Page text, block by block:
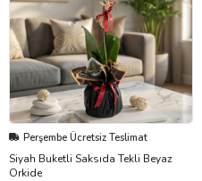
Perşembe Ücretsiz Teslimat
Siyah Buketli Saksıda Tekli Beyaz
Orkide